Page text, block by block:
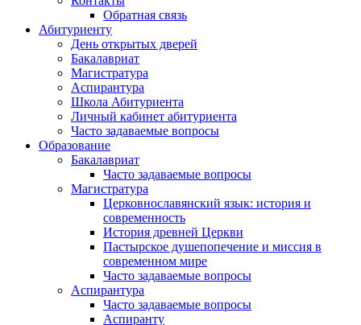
Обратная связь
Абитуриенту
День открытых дверей
Бакалавриат
Магистратура
Аспирантура
Школа Абитуриента
Личный кабинет абитуриента
Часто задаваемые вопросы
Образование
Бакалавриат
Часто задаваемые вопросы
Магистратура
Церковнославянский язык: история и
современность
История древней Церкви
Пастырское душепопечение и миссия в
современном мире
Часто задаваемые вопросы
Аспирантура
Часто задаваемые вопросы
Аспиранту